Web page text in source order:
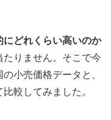
にどれくらい高いのか
りません。そこで今
小売価格データと、
較してみました。